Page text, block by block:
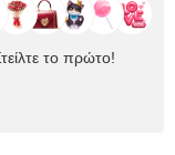
το πρώτο!